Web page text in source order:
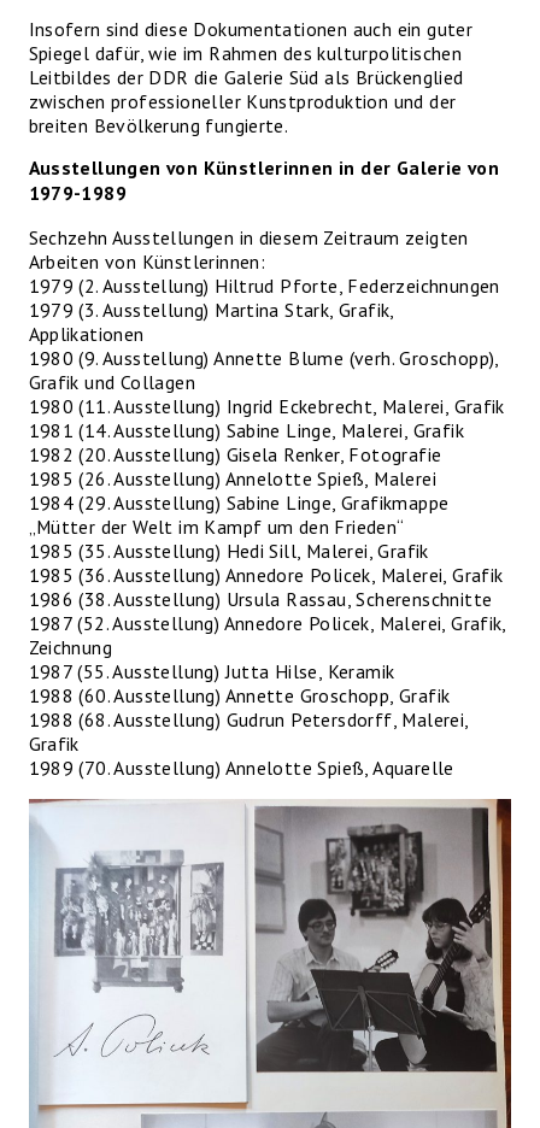
Insofern sind diese Dokumentationen auch ein guter
Spiegel dafür, wie im Rahmen des kulturpolitischen
Leitbildes der DDR die Galerie Süd als Brückenglied
zwischen professioneller Kunstproduktion und der
breiten Bevölkerung fungierte.
Ausstellungen von Künstlerinnen in der Galerie von
1979-1989
Sechzehn Ausstellungen in diesem Zeitraum zeigten
Arbeiten von Künstlerinnen:
1979 (2. Ausstellung) Hiltrud Pforte, Federzeichnungen
1979 (3. Ausstellung) Martina Stark, Grafik,
Applikationen
1980 (9. Ausstellung) Annette Blume (verh. Groschopp),
Grafik und Collagen
1980 (11. Ausstellung) Ingrid Eckebrecht, Malerei, Grafik
1981 (14. Ausstellung) Sabine Linge, Malerei, Grafik
1982 (20. Ausstellung) Gisela Renker, Fotografie
1985 (26. Ausstellung) Annelotte Spieß, Malerei
1984 (29. Ausstellung) Sabine Linge, Grafikmappe
„Mütter der Welt im Kampf um den Frieden“
1985 (35. Ausstellung) Hedi Sill, Malerei, Grafik
1985 (36. Ausstellung) Annedore Policek, Malerei, Grafik
1986 (38. Ausstellung) Ursula Rassau, Scherenschnitte
1987 (52. Ausstellung) Annedore Policek, Malerei, Grafik,
Zeichnung
1987 (55. Ausstellung) Jutta Hilse, Keramik
1988 (60. Ausstellung) Annette Groschopp, Grafik
1988 (68. Ausstellung) Gudrun Petersdorff, Malerei,
Grafik
1989 (70. Ausstellung) Annelotte Spieß, Aquarelle